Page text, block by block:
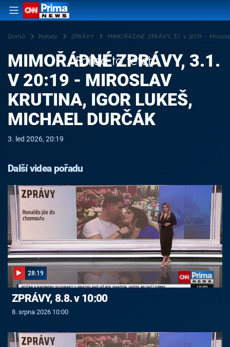
Domů Pořady ZPRÁVY MIMOŘÁDNÉ ZPRÁVY, 3.1. v 20:19 -
Failed to fetch
MIMOŘÁDNÉ ZPRÁVY, 3.1.
V 20:19 - MIROSLAV
KRUTINA, IGOR LUKEŠ,
MICHAEL DURČÁK
3. led 2026, 20:19
Další videa pořadu
28:19
ZPRÁVY, 8.8. v 10:00
8. srpna 2026 10:00